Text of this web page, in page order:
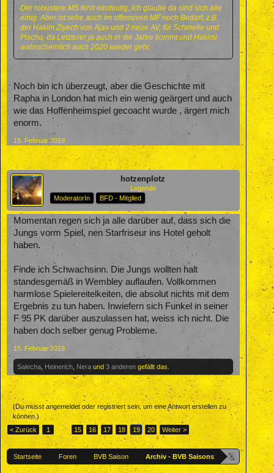
Der robustere MS fehlt eindeutig, ich glaube da sind sich alle
einig. Aber ist sehe auch im offensiven MF noch Bedarf, z.B.
der Hakim Ziyech von Ajax und 2 neue AV, für Schmelle und
Pischu, da Letzterer ja auch in die Jahre kommt und Hakimi
wahrscheinlich auch 2020 wieder geht.
Noch bin ich überzeugt, aber die Geschichte mit
Rapha in London hat mich ein wenig geärgert und auch
wie das Hoffenheimspiel gecoacht wurde , ärgert mich
enorm.
15. Februar 2019
hotzenplotz
Legende
ModeratorIn
BFD - Mitglied
Momentan regen sich ja alle darüber auf, dass sich die
Jungs vorm Spiel, nen Starfriseur ins Hotel geholt
haben.
Finde ich Schwachsinn. Die Jungs wollten halt
standesgemäß in Wembley auflaufen. Vollkommen
harmlose Spielereitelkeiten, die absolut nichts mit dem
Ergebnis zu tun haben. Inwiefern sich Funkel in seiner
F 95 PK darüber auszulassen hat, weiss ich nicht. Die
haben doch selber genug Probleme.
15. Februar 2019
Salecha Heinerich Nera und 3 anderen gefällt das.
(Du musst angemeldet oder registriert sein, um eine Antwort erstellen zu
können.)
< Zurück
1 ← 15 16 17 18 19 20 Weiter >
Startseite Foren BVB Saison Archiv - BVB Saisons